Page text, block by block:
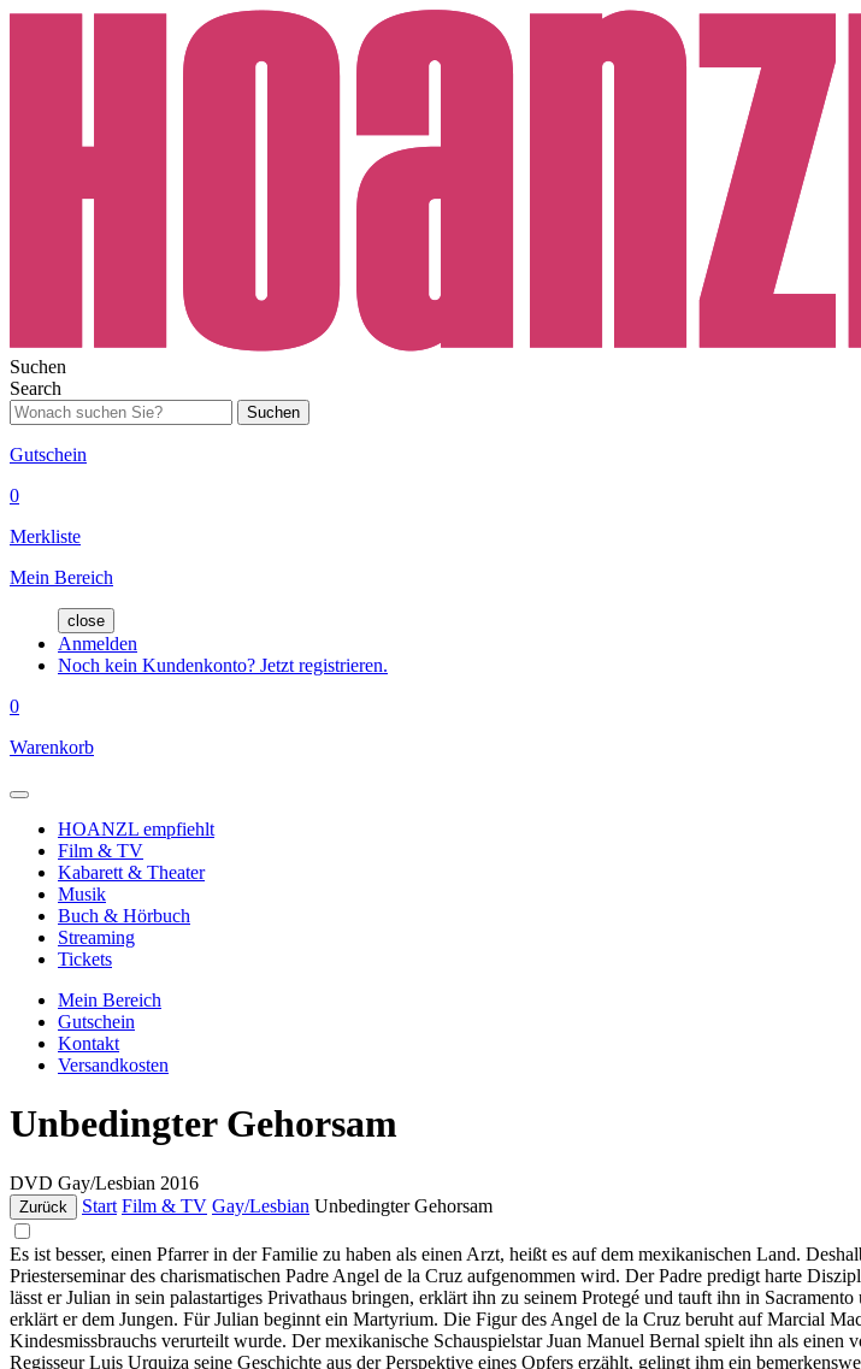
Suchen
Search
Suchen
Gutschein
0
Merkliste
Mein Bereich
close
Anmelden
Noch kein Kundenkonto? Jetzt registrieren.
0
Warenkorb
HOANZL empfiehlt
Film & TV
Kabarett & Theater
Musik
Buch & Hörbuch
Streaming
Tickets
Mein Bereich
Gutschein
Kontakt
Versandkosten
Unbedingter Gehorsam
DVD Gay/Lesbian 2016
Zurück Start Film & TV Gay/Lesbian Unbedingter Gehorsam
Es ist besser, einen Pfarrer in der Familie zu haben als einen Arzt, heißt es auf dem mexikanischen Land.
Priesterseminar des charismatischen Padre Angel de la Cruz aufgenommen wird. Der Padre predigt harte
lässt er Julian in sein palastartiges Privathaus bringen, erklärt ihn zu seinem Protegé und tauft ihn in
erklärt er dem Jungen. Für Julian beginnt ein Martyrium. Die Figur des Angel de la Cruz beruht auf Marcial
Kindesmissbrauchs verurteilt wurde. Der mexikanische Schauspielstar Juan Manuel Bernal spielt ihn als
Regisseur Luis Urquiza seine Geschichte aus der Perspektive eines Opfers erzählt, gelingt ihm ein